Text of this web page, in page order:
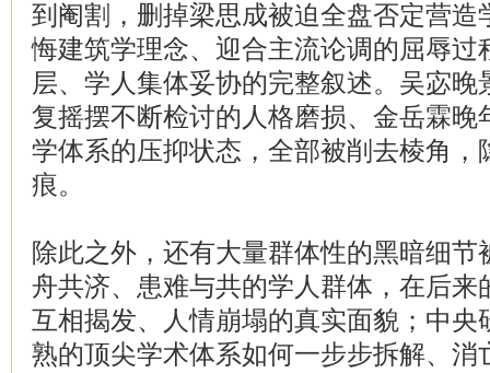
到阉割，删掉梁思成被迫全盘否定营造
悔建筑学理念、迎合主流论调的屈辱过
层、学人集体妥协的完整叙述。吴宓
复摇摆不断检讨的人格磨损、金岳霖晚
学体系的压抑状态，全部被削去棱角，
痕。
除此之外，还有大量群体性的黑暗细
舟共济、患难与共的学人群体，在后来
互相揭发、人情崩塌的真实面貌；中央
熟的顶尖学术体系如何一步步拆解、消